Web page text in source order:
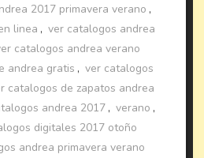
2017 primavera verano ,
linea , ver catalogos andrea
catalogos andrea verano
andrea gratis , ver catalogos
catalogos de zapatos andrea
andrea 2017 , verano ,
digitales 2017 otoño
andrea primavera verano